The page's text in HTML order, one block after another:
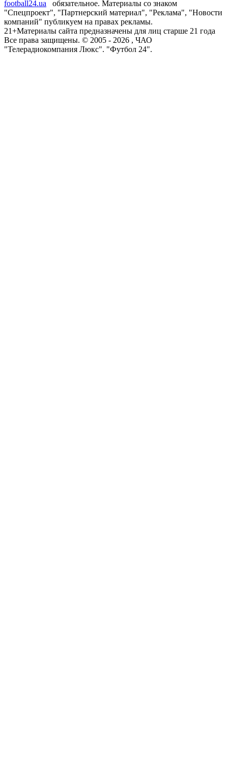
football24.ua
обязательное. Материалы со знаком
"Спецпроект", "Партнерский материал", "Реклама", "Новости
компаний" публикуем на правах рекламы.
21+Материалы сайта предназначены для лиц старше 21 года
Все права защищены. © 2005 - 2026 , ЧАО
"Телерадиокомпания Люкс". "Футбол 24".